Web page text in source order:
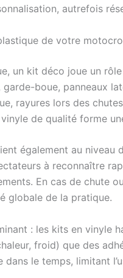
autrefois
de votre
un kit déco joue un
garde-boue, panneaux
rayures lors des
de qualité forme
également au niveau
à reconnaître
En cas de chute
globale de la pratique.
: les kits en vinyle
froid) que des
le temps, limitant